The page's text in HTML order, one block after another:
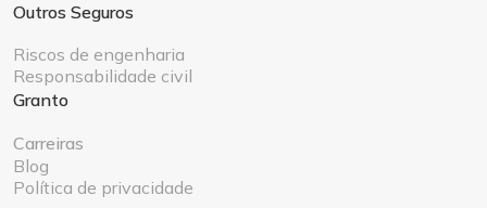
Outros Seguros
Riscos de engenharia
Responsabilidade civil
Granto
Carreiras
Blog
Política de privacidade